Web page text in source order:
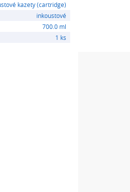
kazety (cartridge)
inkoustové
700.0 ml
1 ks